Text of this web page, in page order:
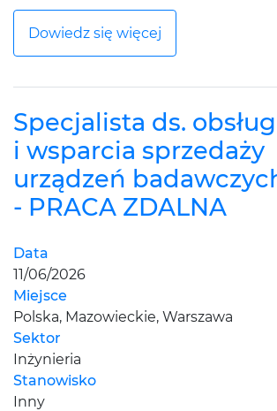
Dowiedz się więcej
Specjalista ds.
i wsparcia sprzedaży
urządzeń
- PRACA ZDALNA
Data
11/06/2026
Miejsce
Polska, Mazowieckie, Warszawa
Sektor
Inżynieria
Stanowisko
Inny